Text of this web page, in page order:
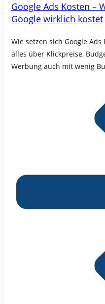
Google Ads Kosten –
Google wirklich kostet
Wie setzen sich Google
alles über Klickpreise,
Werbung auch mit wenig